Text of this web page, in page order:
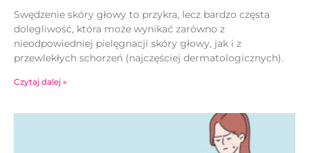
Swędzenie skóry głowy to przykra, lecz bardzo częsta
dolegliwość, która może wynikać zarówno z
nieodpowiedniej pielęgnacji skóry głowy, jak i z
przewlekłych schorzeń (najczęściej dermatologicznych).
Czytaj dalej »